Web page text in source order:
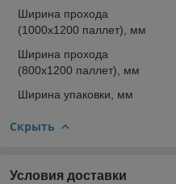
Ширина прохода
(1000х1200 паллет), мм
Ширина прохода
(800х1200 паллет), мм
Ширина упаковки, мм
Скрыть
Условия доставки